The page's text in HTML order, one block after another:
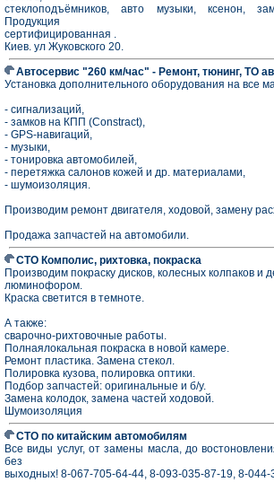
стеклоподъёмников, авто музыки, ксенон,
Продукция
сертифицированная .
Киев. ул Жуковского 20.
Автосервис "260 км/час" - Ремонт, тюнинг, ТО
Установка дополнительного оборудования на все
- сигнализаций,
- замков на КПП (Constract),
- GPS-навигаций,
- музыки,
- тонировка автомобилей,
- перетяжка салонов кожей и др. материалами,
- шумоизоляция.
Производим ремонт двигателя, ходовой, замену
Продажа запчастей на автомобили.
СТО Комполис, рихтовка, покраска
Производим покраску дисков, колесных колпаков и
люминофором.
Краска светится в темноте.
А также:
сварочно-рихтовочные работы.
Полнаялокальная покраска в новой камере.
Ремонт пластика. Замена стекол.
Полировка кузова, полировка оптики.
Подбор запчастей: оригинальные и б/у.
Замена колодок, замена частей ходовой.
Шумоизоляция
СТО по китайским автомобилям
Все виды услуг, от замены масла, до
без
выходных! 8-067-705-64-44, 8-093-035-87-19, 8-044-